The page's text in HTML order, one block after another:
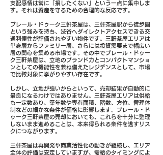
支配感情は常に「損したくない」という一点に集中しま
す。それは資産を守るための合理的な反応です。
プレール・ドゥーク三軒茶屋は、三軒茶屋駅から徒歩圏
という強みを持ち、渋谷へダイレクトアクセスできる交
通利便性が評価されやすい物件です。三軒茶屋エリアは
単身層からファミリー層、さらには投資需要まで幅広い
層の関心を集める市場です。その中でプレール・ドゥー
ク三軒茶屋は、立地のブランド力とコンパクトマンショ
ンとしての機能性を兼ね備えたレジデンスとして、市場
で比較対象に挙がりやすい存在です。
しかし、立地が強いからといって、売却結果が自動的に
最良になるわけではありません。三軒茶屋エリアは供給
も一定数あり、築年数や専有面積、階数、方位、管理体
制などの細かな条件が価格に影響します。プレール・ド
ゥーク三軒茶屋の売却においても、これらを十分に整理
しないまま進めることは、本来得られる条件を逃すリス
クにつながります。
三軒茶屋は再開発や商業活性化の動きが継続し、エリア
全体の評価は安定していますが、需給のタイミングによ